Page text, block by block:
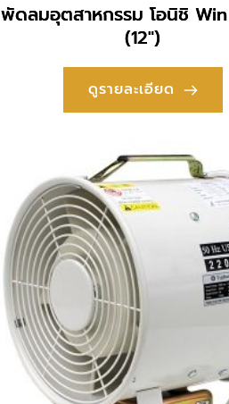
พัดลมอุตสาหกรรม โอนิชิ
(12″)
ดูรายละเอียด